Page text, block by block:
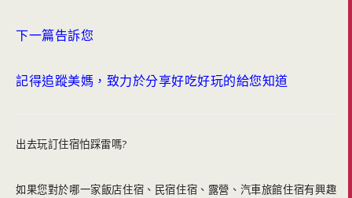
下一篇告訴您
記得追蹤美媽，致力於分享好吃好玩的給您知道
出去玩訂住宿怕踩雷嗎?
如果您對於哪一家飯店住宿、民宿住宿、露營、汽車旅館住宿有興趣